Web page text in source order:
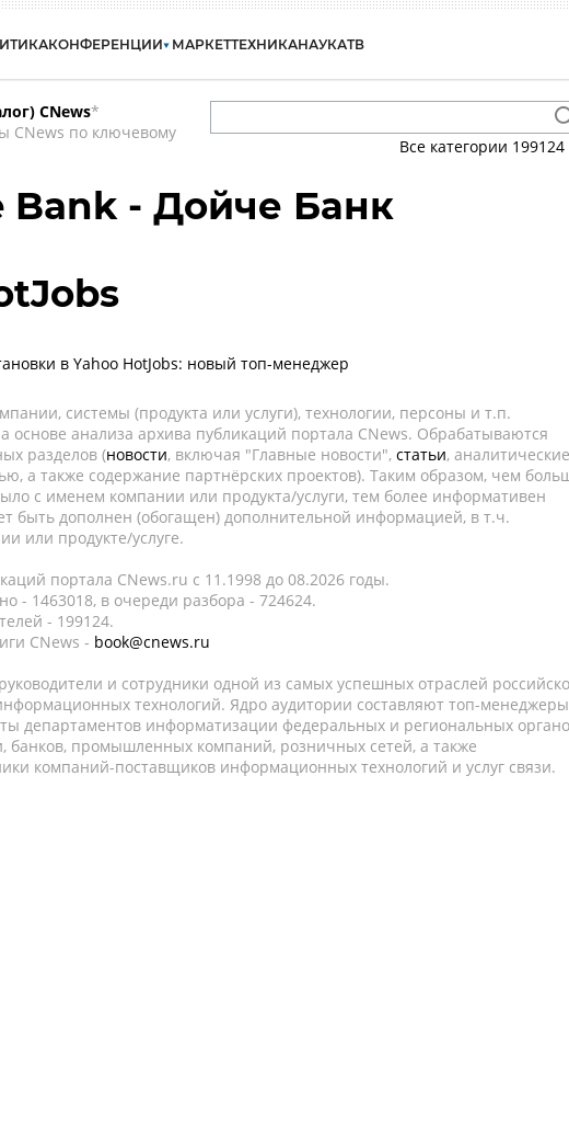
КОНФЕРЕНЦИИ МАРКЕТТЕХНИКАНАУКАТВ
CNews*
CNews по ключевому
Все категории 199124
Bank - Дойче Банк
в Yahoo HotJobs: новый топ-менеджер
системы (продукта или услуги), технологии, персоны и т.п.
основе анализа архива публикаций портала CNews. Обрабатываются
разделов (новости, включая "Главные новости", статьи, аналитические
а также содержание партнёрских проектов). Таким образом, чем
с именем компании или продукта/услуги, тем более информативен
быть дополнен (обогащен) дополнительной информацией, в т.ч.
или продукте/услуге.
портала CNews.ru c 11.1998 до 08.2026 годы.
- 1463018, в очереди разбора - 724624.
- 199124.
CNews - book@cnews.ru
и сотрудники одной из самых успешных отраслей
технологий. Ядро аудитории составляют топ-
департаментов информатизации федеральных и региональных
банков, промышленных компаний, розничных сетей, а также
компаний-поставщиков информационных технологий и услуг связи.